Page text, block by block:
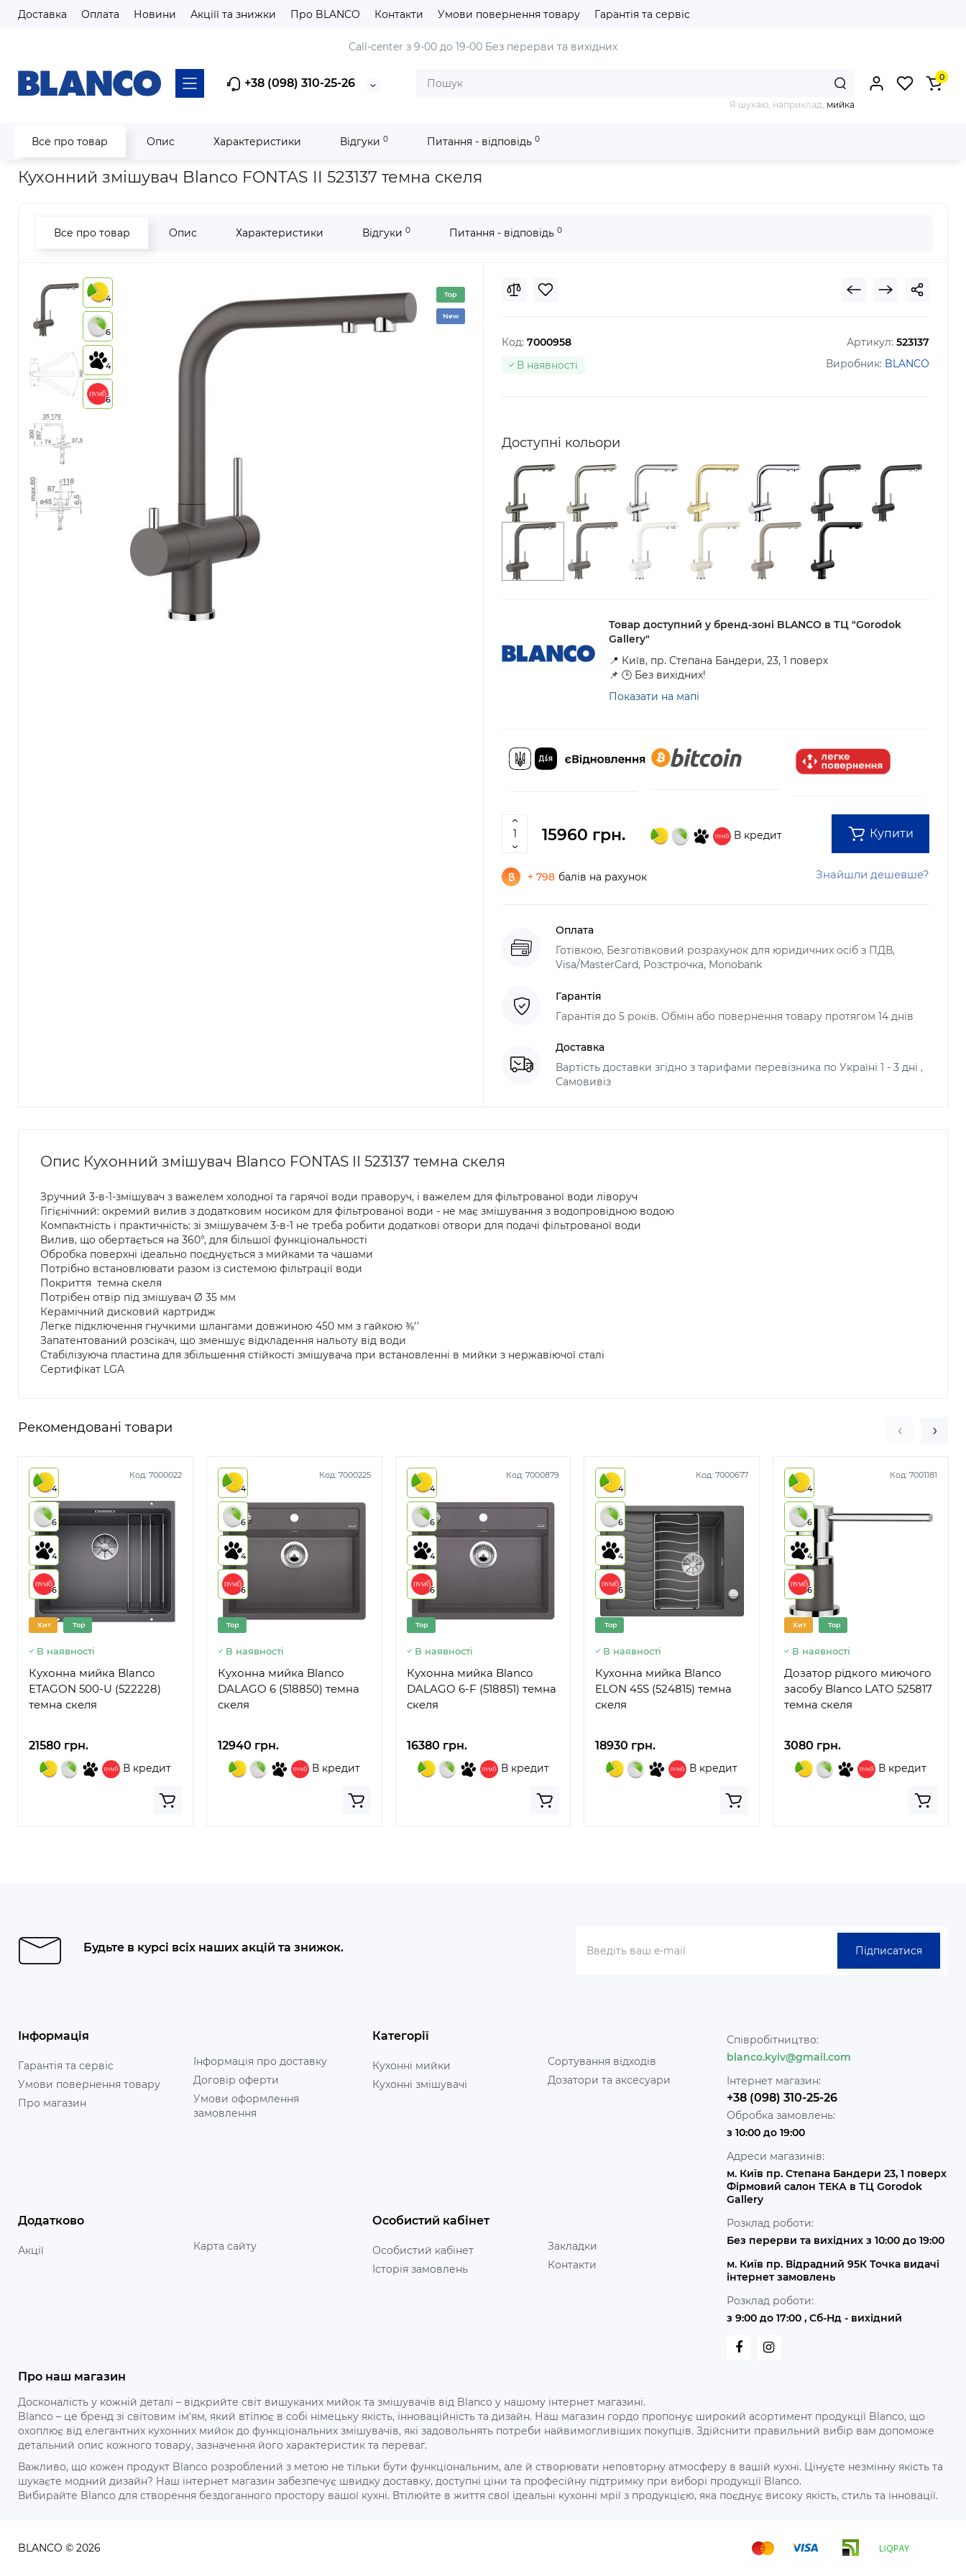
Доставка Оплата Новини Акціїї та знижки Про BLANCO Контакти Умови повернення товару Гарантія та сервіс
Сall-center з 9-00 до 19-00 Без перерви та вихідних
+38 (098) 310-25-26
Я шукаю, наприклад, мийка
0
Все про товар Опис Характеристики Відгуки 0 Питання - відповідь 0
Головна Змішувачі кухонні Змішувачі з підключенням до фільтру Кухонний змішувач Blanco FONTAS II 523137 темна скеля
Кухонний змішувач Blanco FONTAS II 523137 темна скеля
Все про товар Опис Характеристики Відгуки 0 Питання - відповідь 0
4
6
4
6
Top
New
Код: 7000958 Артикул: 523137
Виробник: BLANCO
В наявності
Доступні кольори
Товар доступний у бренд-зоні BLANCO в ТЦ "Gorodok
Gallery"
📍 Київ, пр. Степана Бандери, 23, 1 поверх
📌 🕒 Без вихідних!
Показати на мапі
15960 грн. В кредит Купити
+ 798 балів на рахунок Знайшли дешевше?
Оплата
Готівкою, Безготівковий розрахунок для юридичних осіб з ПДВ,
Visa/MasterCard, Розстрочка, Monobank
Гарантія
Гарантія до 5 років. Обмін або повернення товару протягом 14 днів
Доставка
Вартість доставки згідно з тарифами перевізника по Україні 1 - 3 дні ,
Самовивіз
Опис Кухонний змішувач Blanco FONTAS II 523137 темна скеля
Зручний 3-в-1-змішувач з важелем холодної та гарячої води праворуч, і важелем для фільтрованої води ліворуч
Гігієнічний: окремий вилив з додатковим носиком для фільтрованої води - не має змішування з водопровідною водою
Компактність і практичність: зі змішувачем 3-в-1 не треба робити додаткові отвори для подачі фільтрованої води
Вилив, що обертається на 360°, для більшої функціональності
Обробка поверхні ідеально поєднується з мийками та чашами
Потрібно встановлювати разом із системою фільтрації води
Покриття темна скеля
Потрібен отвір під змішувач Ø 35 мм
Керамічний дисковий картридж
Легке підключення гнучкими шлангами довжиною 450 мм з гайкою ⅜''
Запатентований розсікач, що зменшує відкладення нальоту від води
Стабілізуюча пластина для збільшення стійкості змішувача при встановленні в мийки з нержавіючої сталі
Сертифікат LGA
Рекомендовані товари
Код: 7000022
4
6
4
6
Хит Top
В наявності
Кухонна мийка Blanco
ETAGON 500-U (522228)
темна скеля
21580 грн.
В кредит
Код: 7000225
4
6
4
6
Top
В наявності
Кухонна мийка Blanco
DALAGO 6 (518850) темна
скеля
12940 грн.
В кредит
Код:7000879
4
6
4
6
Top
В наявності
Кухонна мийка Blanco
DALAGO 6-F (518851) темна
скеля
16380 грн.
В кредит
Код:7000677
4
6
4
6
Top
В наявності
Кухонна мийка Blanco
ELON 45S (524815) темна
скеля
18930 грн.
В кредит
Код: 7001181
4
6
4
6
Хит Top
В наявності
Дозатор рідкого миючого
засобу Blanco LATO 525817
темна скеля
3080 грн.
В кредит
Будьте в курсі всіх наших акцій та знижок. Підписатися
Інформація
Гарантія та сервіс
Умови повернення товару
Про магазин
Інформація про доставку
Договір оферти
Умови оформлення
замовлення
Категорії
Кухонні мийки
Кухонні змішувачі
Сортування відходів
Дозатори та аксесуари
Додатково
Акції Карта сайту
Особистий кабінет
Особистий кабінет
Історія замовлень
Закладки
Контакти
Співробітництво:
blanco.kyiv@gmail.com
Інтернет магазин:
+38 (098) 310-25-26
Обробка замовлень:
з 10:00 до 19:00
Адреси магазинів:
м. Київ пр. Степана Бандери 23, 1 поверх
Фірмовий салон ТЕКА в ТЦ Gorodok
Gallery
Розклад роботи:
Без перерви та вихідних з 10:00 до 19:00
м. Київ пр. Відрадний 95К Точка видачі
інтернет замовлень
Розклад роботи:
з 9:00 до 17:00 , Сб-Нд - вихідний
Про наш магазин
Досконалість у кожній деталі – відкрийте світ вишуканих мийок та змішувачів від Blanco у нашому інтернет магазині.
Blanco – це бренд зі світовим ім'ям, який втілює в собі німецьку якість, інноваційність та дизайн. Наш магазин гордо пропонує широкий асортимент продукції Blanco, що
охоплює від елегантних кухонних мийок до функціональних змішувачів, які задовольнять потреби найвимогливіших покупців. Здійснити правильний вибір вам допоможе
детальний опис кожного товару, зазначення його характеристик та переваг.
Важливо, що кожен продукт Blanco розроблений з метою не тільки бути функціональним, але й створювати неповторну атмосферу в вашій кухні. Цінуєте незмінну якість та
шукаєте модний дизайн? Наш інтернет магазин забезпечує швидку доставку, доступні ціни та професійну підтримку при виборі продукції Blanco.
Вибирайте Blanco для створення бездоганного простору вашої кухні. Втілюйте в життя свої ідеальні кухонні мрії з продукцією, яка поєднує високу якість, стиль та інновації.
BLANCO © 2026